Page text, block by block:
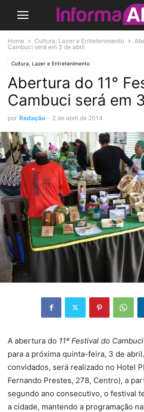
Home Cultura, Lazer e Entretenimento
Cambuci será em 3 de abril
Cultura, Lazer e Entretenimento
Abertura do 11°
Cambuci será em
por Redação - 2 de abril de 2014
A abertura do 11º Festival do Cambuci
para a próxima quinta-feira, 3 de
convidados, será realizado no Hotel
Fernando Prestes, 278, Centro), a
segundo ano consecutivo, o festival
a cidade, mantendo a programação